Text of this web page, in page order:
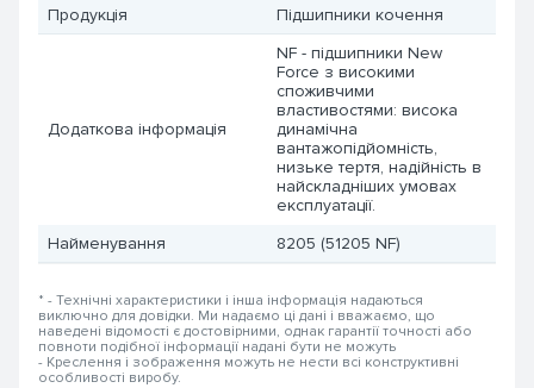
Продукція
Підшипники кочення
Додаткова інформація
NF - підшипники New
Force з високими
споживчими
властивостями: висока
динамічна
вантажопідйомність,
низьке тертя, надійність в
найскладніших умовах
експлуатації.
Найменування
8205 (51205 NF)
* - Технічні характеристики і інша інформація надаються
виключно для довідки. Ми надаємо ці дані і вважаємо, що
наведені відомості є достовірними, однак гарантії точності або
повноти подібної інформації надані бути не можуть
- Креслення і зображення можуть не нести всі конструктивні
особливості виробу.